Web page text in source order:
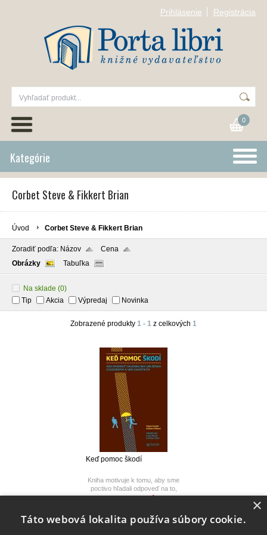
Prihlásenie Registrácia
0
Kategórie
Corbet Steve & Fikkert Brian
Úvod Corbet Steve & Fikkert Brian
Zoradiť podľa: Názov
Cena
Obrázky
Tabuľka
Na sklade (0)
Tip
Akcia Výpredaj Novinka
Zobrazené produkty 1 - 1 z celkových 1
Keď pomoc škodí
Kniha motivuje k tomu, aby sme
poctivo hľadali odpoveď na to,
ako pomáhať.
Vypredané ×
Táto webová lokalita používa súbory cookie.